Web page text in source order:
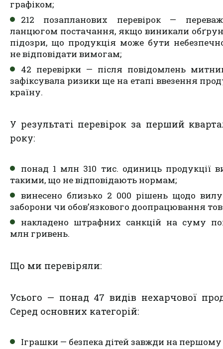
графіком;
212 позапланових перевірок —
ланцюгом постачання, якщо виникали
підозри, що продукція може бути
не відповідати вимогам;
42 перевірки — після повідомлень
зафіксувала ризики ще на етапі ввезення
країну.
У результаті перевірок за перший
року:
понад 1 млн 310 тис. одиниць продукції
такими, що не відповідають нормам;
винесено близько 2 000 рішень щодо
заборони чи обов’язкового доопрацювання
накладено штрафних санкцій на суму
млн гривень.
Що ми перевіряли:
Усього — понад 47 видів нехарчової
Серед основних категорій:
Іграшки — безпека дітей завжди на першому